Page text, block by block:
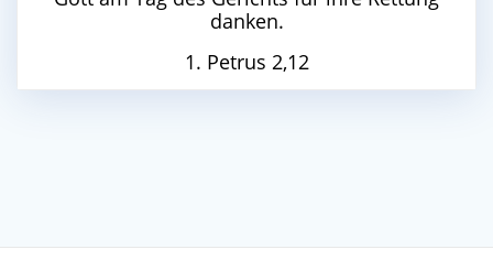
danken.
1. Petrus 2,12